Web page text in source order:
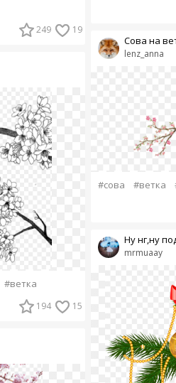
249 19
#ветка
194 15
lenz_anna
Сова на
#сова #ветка
mrmuaay
Ну нг,ну